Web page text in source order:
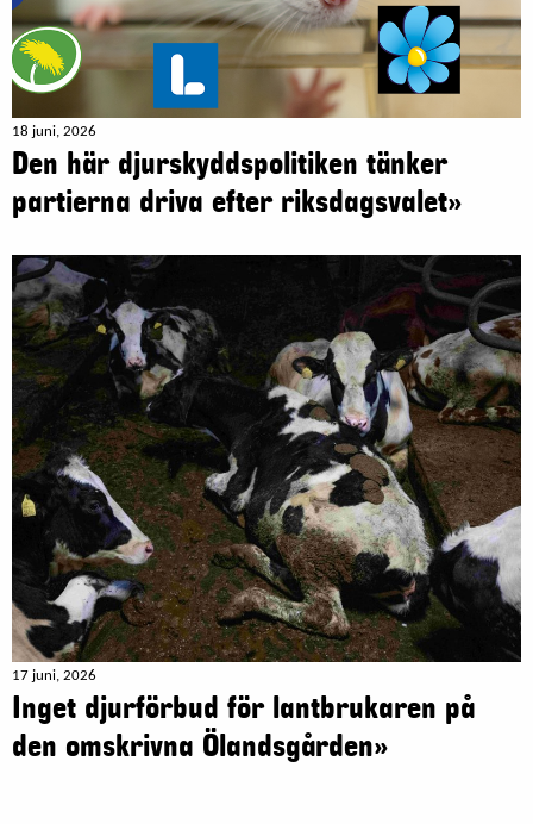
18 juni, 2026
Den här djurskyddspolitiken tänker
partierna driva efter riksdagsvalet»
17 juni, 2026
Inget djurförbud för lantbrukaren på
den omskrivna Ölandsgården»